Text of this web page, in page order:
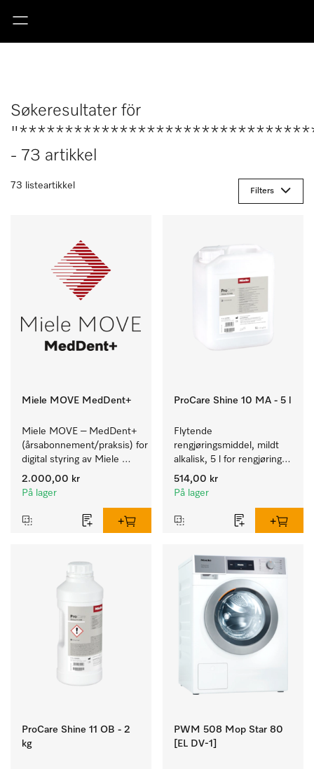
Søkeresultater för
- 73 artikkel
73 listeartikkel
Filters
Miele MOVE MedDent+
Miele MOVE – MedDent+
(årsabonnement/praksis) for
digital styring av Miele
Professional-produkter
med
2.000,00 kr
På lager
ProCare Shine 10 MA - 5 l
Flytende
rengjøringsmiddel, mildt
alkalisk, 5 l for rengjøring
av lett smuss på servise,
bestikk og glass.
514,00 kr
På lager
ProCare Shine 11 OB - 2
kg
PWM 508 Mop Star 80
[EL DV-1]